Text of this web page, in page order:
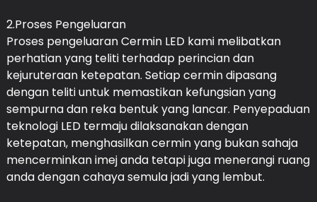
2.Proses Pengeluaran
Proses pengeluaran Cermin LED kami melibatkan
perhatian yang teliti terhadap perincian dan
kejuruteraan ketepatan. Setiap cermin dipasang
dengan teliti untuk memastikan kefungsian yang
sempurna dan reka bentuk yang lancar. Penyepaduan
teknologi LED termaju dilaksanakan dengan
ketepatan, menghasilkan cermin yang bukan sahaja
mencerminkan imej anda tetapi juga menerangi ruang
anda dengan cahaya semula jadi yang lembut.